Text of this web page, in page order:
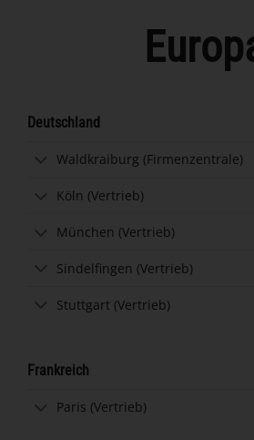
Deutschland
Waldkraiburg (Firmenzentrale)
Köln (Vertrieb)
München (Vertrieb)
Sindelfingen (Vertrieb)
Stuttgart (Vertrieb)
Frankreich
Paris (Vertrieb)